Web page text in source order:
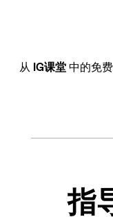
从 IG课堂 中的免
指